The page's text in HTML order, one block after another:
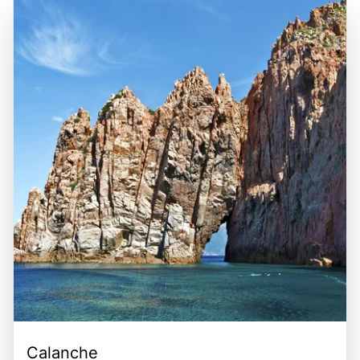
sich zu entspannen, die mediterrane Küche zu genießen
und die lebendige Atmosphäre der Küstenorte wie Porto
Cervo und Baja Sardinia zu erleben. Die Kombination aus
atemberaubender Landschaft, luxuriösem Lebensstil und
der Möglichkeit, unvergessliche Erinnerungen zu schaffen,
macht die Costa Smeralda zu einem unvergesslichen Ziel
für Reisende, die das Beste aus ihrem Urlaub herausholen
möchten.
zahlreiche Möglichkeiten für weitere Aktivitäten, darunter
Wassersport, Bootsfahrten zu den nahegelegenen Inseln
und Erkundungstouren in das Hinterland mit seinen
malerischen Dörfern und Weinbergen. Die Kombination aus
einer zentralen Lage, der Schönheit der Natur und der
Möglichkeit, die vielfältigen Freizeitangebote zu nutzen,
macht die Costa Smeralda zu einem unvergesslichen
Erlebnis für alle, die diese einzigartige Destination
erkunden möchten.
Calanche